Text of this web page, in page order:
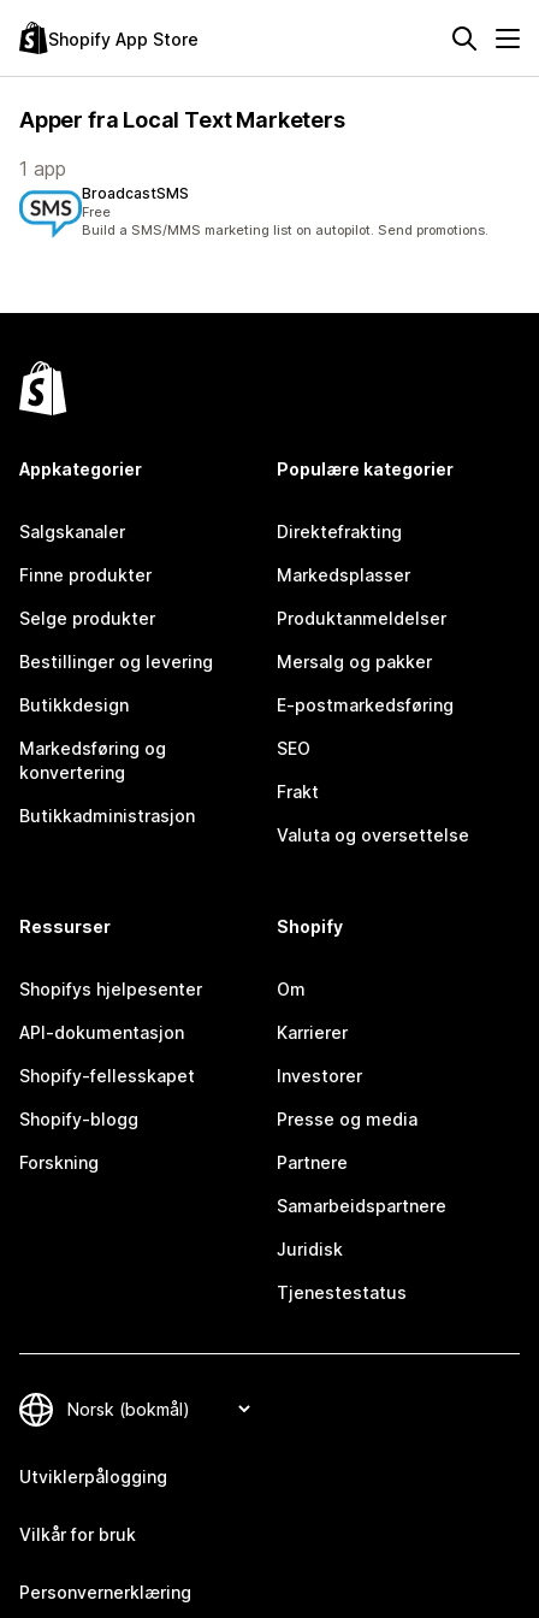
Shopify App Store
Apper fra Local Text Marketers
1 app
BroadcastSMS
Free
Build a SMS/MMS marketing list on autopilot. Send promotions.
Appkategorier
Salgskanaler
Finne produkter
Selge produkter
Bestillinger og levering
Butikkdesign
Markedsføring og
konvertering
Butikkadministrasjon
Populære kategorier
Direktefrakting
Markedsplasser
Produktanmeldelser
Mersalg og pakker
E-postmarkedsføring
SEO
Frakt
Valuta og oversettelse
Ressurser
Shopifys hjelpesenter
API-dokumentasjon
Shopify-fellesskapet
Shopify-blogg
Forskning
Shopify
Om
Karrierer
Investorer
Presse og media
Partnere
Samarbeidspartnere
Juridisk
Tjenestestatus
Utviklerpålogging
Vilkår for bruk
Personvernerklæring